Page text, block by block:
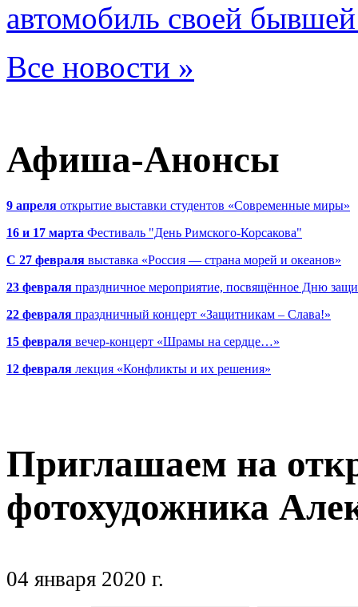
автомобиль своей
Все новости »
Афиша-Анонсы
9 апреля открытие выставки студентов «Современные миры»
16 и 17 марта Фестиваль "День Римского-Корсакова"
С 27 февраля выставка «Россия — страна морей и океанов»
23 февраля праздничное мероприятие, посвящённое Дню
22 февраля праздничный концерт «Защитникам – Слава!»
15 февраля вечер-концерт «Шрамы на сердце…»
12 февраля лекция «Конфликты и их решения»
Приглашаем на
фотохудожника
04 января 2020 г.